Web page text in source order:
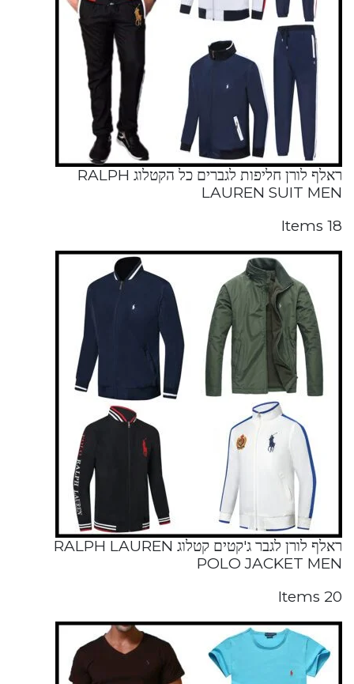
ראלף לורן חליפות לגברים כל הקטלוג RALPH
LAUREN SUIT MEN
18 Items
ראלף לורן לגבר ג'קטים קטלוג RALPH LAUREN
POLO JACKET MEN
20 Items